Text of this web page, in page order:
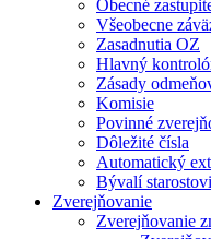
Obecné
Všeobecne
Zasadnutia OZ
Hlavný
Zásady
Komisie
Povinné
Dôležité čísla
Automatický
Bývalí
Zverejňovanie
Zverejňovanie